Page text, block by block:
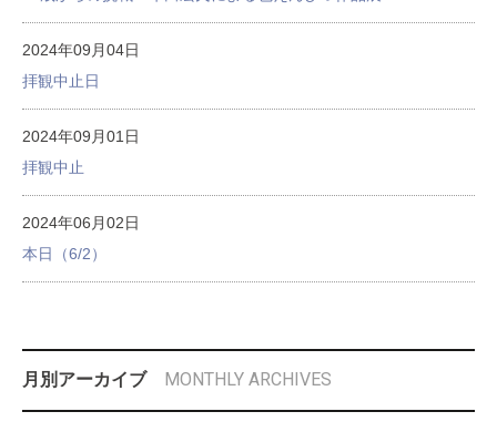
2024年09月04日
拝観中止日
2024年09月01日
拝観中止
2024年06月02日
本日（6/2）
月別アーカイブ MONTHLY ARCHIVES